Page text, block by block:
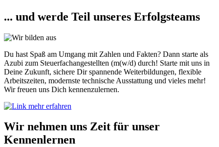
... und werde Teil unseres Erfolgsteams
Du hast Spaß am Umgang mit Zahlen und Fakten? Dann starte als
Azubi zum Steuerfachangestellten (m(w/d) durch! Starte mit uns in
Deine Zukunft, sichere Dir spannende Weiterbildungen, flexible
Arbeitszeiten, modernste technische Ausstattung und vieles mehr!
Wir freuen uns Dich kennenzulernen.
mehr erfahren
Wir nehmen uns Zeit für unser
Kennenlernen